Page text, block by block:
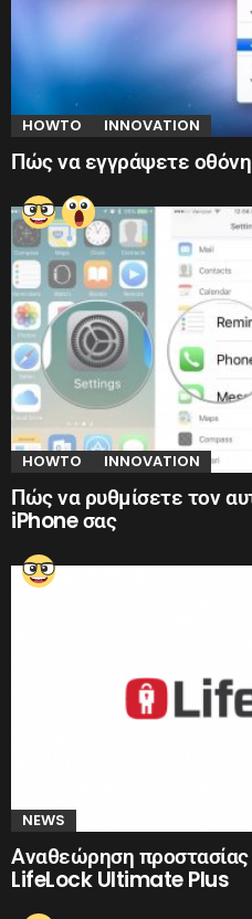
HOWTO INNOVATION
Πώς να εγγράψετε
HOWTO INNOVATION
Πώς να ρυθμίσετε τον
iPhone σας
NEWS
Αναθεώρηση
LifeLock Ultimate Plus